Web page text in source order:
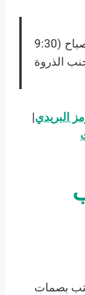
حاول زيارة المكتب خلال منتصف الصباح (9:30
الذروة
البريدي|
بصمات